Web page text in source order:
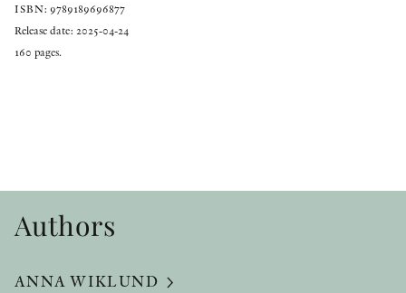
ISBN: 9789189696877
Release date: 2025-04-24
160 pages.
Authors
ANNA WIKLUND